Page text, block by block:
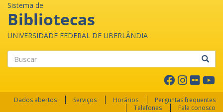
Sistema de
Bibliotecas
UNIVERSIDADE FEDERAL DE UBERLÂNDIA
Dados abertos Serviços Horários
Perguntas frequentes
Telefones
Fale conosco